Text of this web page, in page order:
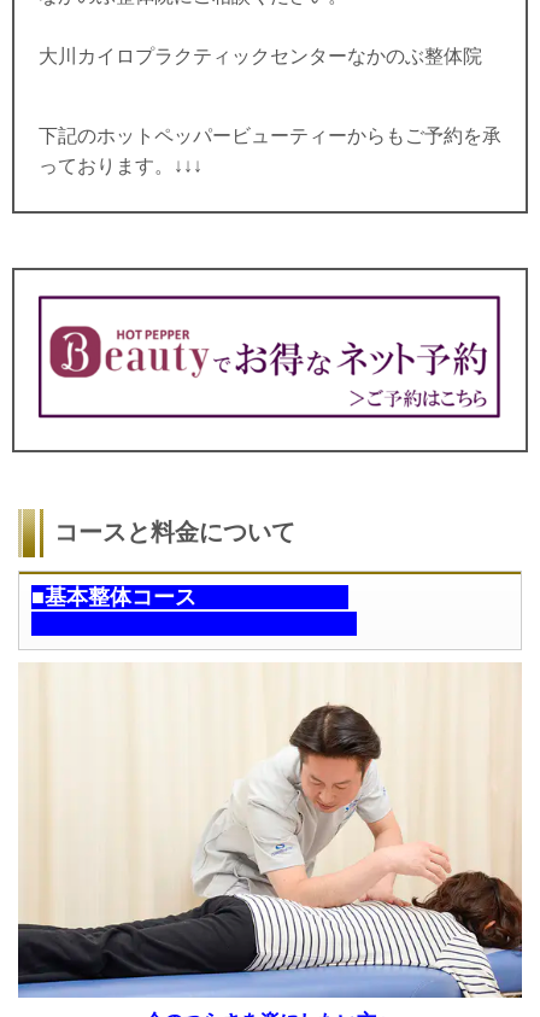
大川カイロプラクティックセンターなかのぶ整体院
下記のホットペッパービューティーからもご予約を承
っております。↓↓↓
コースと料金について
■基本整体コース